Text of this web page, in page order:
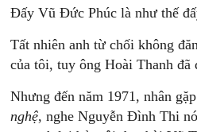
Đấy Vũ Đức Phúc là như thế
Tất nhiên anh từ chối không
của tôi, tuy ông Hoài Thanh đã
Nhưng đến năm 1971, nhân
nghệ, nghe Nguyễn Đình Thi